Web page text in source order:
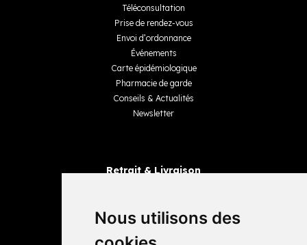
Nous utilisons des
Téléconsultation
Prise de rendez-vous
Envoi d’ordonnance
Événements
Carte épidémiologique
Pharmacie de garde
Conseils & Actualités
Newsletter
Retrait & Livraison
Livraisons